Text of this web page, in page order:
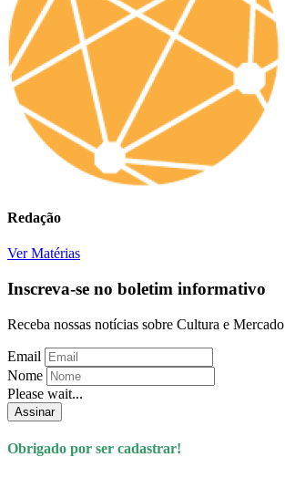
Redação
Ver Matérias
Inscreva-se no boletim informativo
Receba nossas notícias sobre Cultura e Mercado
Email
Nome
Please wait...
Assinar
Obrigado por ser cadastrar!